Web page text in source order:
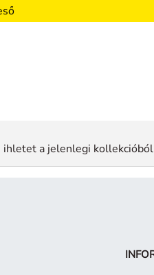
ihletet a jelenlegi